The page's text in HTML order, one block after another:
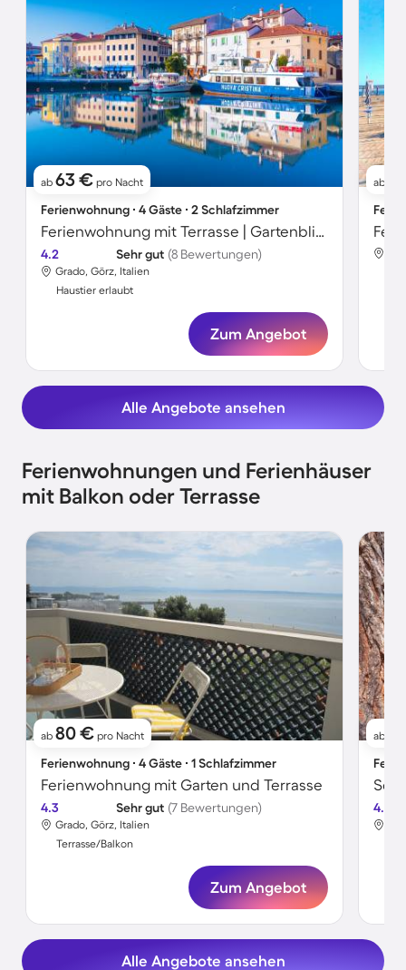
ab 63 € pro Nacht
Ferienwohnung ∙ 4 Gäste ∙ 2 Schlafzimmer
Ferienwohnung mit Terrasse | Gartenblick
4.2 Sehr gut (8 Bewertungen)
Grado, Görz, Italien
Haustier erlaubt
Zum Angebot
ab
Alle Angebote ansehen
Ferienwohnungen und Ferienhäuser
mit Balkon oder Terrasse
ab 80 € pro Nacht
Ferienwohnung ∙ 4 Gäste ∙ 1 Schlafzimmer
Ferienwohnung mit Garten und Terrasse
4.3 Sehr gut (7 Bewertungen)
Grado, Görz, Italien
Terrasse/Balkon
Zum Angebot
ab
4.5
Alle Angebote ansehen